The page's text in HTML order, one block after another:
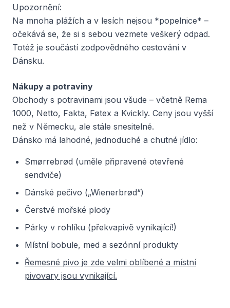
Upozornění:
Na mnoha plážích a v lesích nejsou *popelnice* –
očekává se, že si s sebou vezmete veškerý odpad.
Totéž je součástí zodpovědného cestování v
Dánsku.
Nákupy a potraviny
Obchody s potravinami jsou všude – včetně Rema
1000, Netto, Fakta, Føtex a Kvickly. Ceny jsou vyšší
než v Německu, ale stále snesitelné.
Dánsko má lahodné, jednoduché a chutné jídlo:
Smørrebrød (uměle připravené otevřené
sendviče)
Dánské pečivo („Wienerbrød“)
Čerstvé mořské plody
Párky v rohlíku (překvapivě vynikající!)
Místní bobule, med a sezónní produkty
Řemesné pivo je zde velmi oblíbené a místní
pivovary jsou vynikající.